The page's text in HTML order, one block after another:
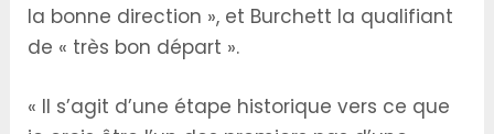
la bonne direction », et Burchett la qualifiant
de « très bon départ ».
« Il s’agit d’une étape historique vers ce que